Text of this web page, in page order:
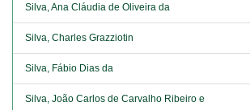
Silva, Ana Cláudia de Oliveira da
Silva, Charles Grazziotin
Silva, Fábio Dias da
Silva, João Carlos de Carvalho Ribeiro e